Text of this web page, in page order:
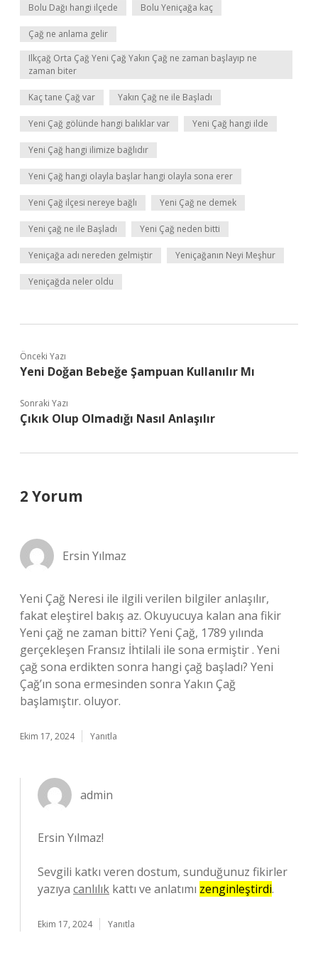
Bolu Dağı hangi ilçede Bolu Yeniçağa kaç
Çağ ne anlama gelir
Ilkçağ Orta Çağ Yeni Çağ Yakın Çağ ne zaman başlayıp ne
zaman biter
Kaç tane Çağ var Yakın Çağ ne ile Başladı
Yeni Çağ gölünde hangi balıklar var Yeni Çağ hangi ilde
Yeni Çağ hangi ilimize bağlıdır
Yeni Çağ hangi olayla başlar hangi olayla sona erer
Yeni Çağ ilçesi nereye bağlı Yeni Çağ ne demek
Yeni çağ ne ile Başladı Yeni Çağ neden bitti
Yeniçağa adı nereden gelmiştir Yeniçağanın Neyi Meşhur
Yeniçağda neler oldu
Önceki Yazı
Yeni Doğan Bebeğe Şampuan Kullanılır Mı
Sonraki Yazı
Çıkık Olup Olmadığı Nasıl Anlaşılır
2 Yorum
Ersin Yılmaz
Yeni Çağ Neresi ile ilgili verilen bilgiler anlaşılır,
fakat eleştirel bakış az. Okuyucuya kalan ana fikir
Yeni çağ ne zaman bitti? Yeni Çağ, 1789 yılında
gerçekleşen Fransız İhtilali ile sona ermiştir . Yeni
çağ sona erdikten sonra hangi çağ başladı? Yeni
Çağ’ın sona ermesinden sonra Yakın Çağ
başlamıştır. oluyor.
Ekim 17, 2024 Yanıtla
admin
Ersin Yılmaz!
Sevgili katkı veren dostum, sunduğunuz fikirler
yazıya canlılık kattı ve anlatımı zenginleştirdi.
Ekim 17, 2024 Yanıtla